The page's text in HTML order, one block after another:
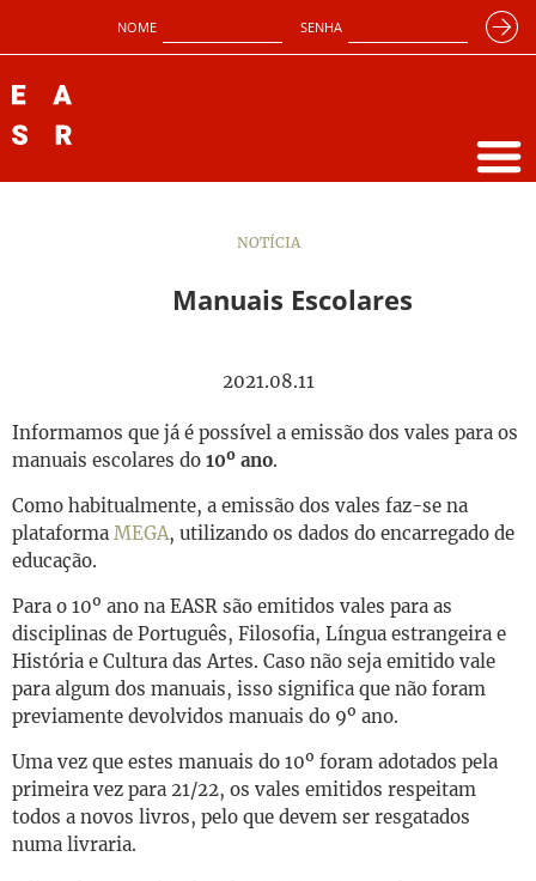
NOME SENHA
NOTÍCIA
Manuais Escolares
2021.08.11
Informamos que já é possível a emissão dos vales para os
manuais escolares do 10º ano.
Como habitualmente, a emissão dos vales faz-se na
plataforma MEGA, utilizando os dados do encarregado de
educação.
Para o 10º ano na EASR são emitidos vales para as
disciplinas de Português, Filosofia, Língua estrangeira e
História e Cultura das Artes. Caso não seja emitido vale
para algum dos manuais, isso significa que não foram
previamente devolvidos manuais do 9º ano.
Uma vez que estes manuais do 10º foram adotados pela
primeira vez para 21/22, os vales emitidos respeitam
todos a novos livros, pelo que devem ser resgatados
numa livraria.